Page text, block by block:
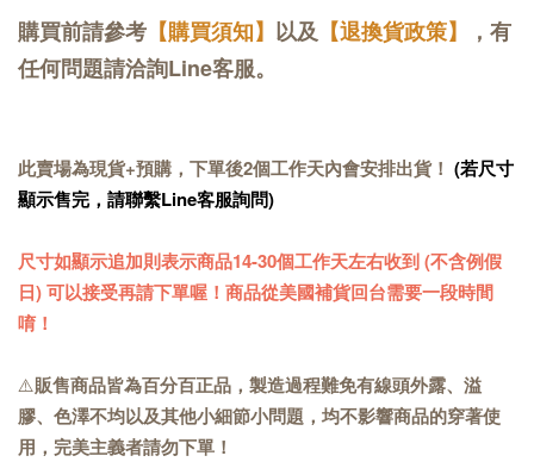
購買前請參考 【購買須知】 以及 【退換貨政策】
，有
任何問題請洽詢Line客服。
此賣場為現貨+預購，下單後2個工作天內會安排出貨！ (若尺寸
顯示售完，請聯繫Line客服詢問)
尺寸如顯示追加則表示商品14-30個工作天左右收到 (不含例假
日) 可以接受再請下單喔！商品從美國補貨回台需要一段時間
唷！
⚠️販售商品皆為百分百正品，製造過程難免有線頭外露、溢
膠、色澤不均以及其他小細節小問題，均不影響商品的穿著使
用，完美主義者請勿下單！